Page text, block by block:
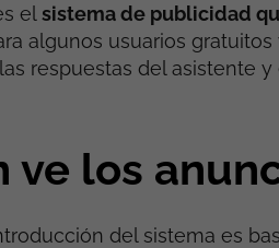
el sistema de publicidad
algunos usuarios
respuestas del asistente
ve los
del sistema es